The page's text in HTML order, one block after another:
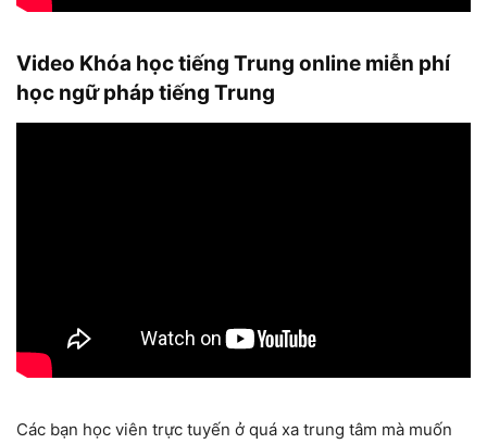
Video Khóa học tiếng Trung online miễn phí
học ngữ pháp tiếng Trung
Các bạn học viên trực tuyến ở quá xa trung tâm mà muốn